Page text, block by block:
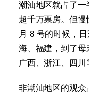
潮汕地区就占了一
超千万票房。但
月 8 号的时候，
海、福建，到了母
广西、浙江、四川
非潮汕地区的观众